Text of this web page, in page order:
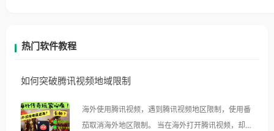
热门软件教程
如何突破腾讯视频地域限制
海外使用腾讯视频，遇到腾讯视频地区限制，使用番
茄取消海外地区限制。 当在海外打开腾讯视频，却突